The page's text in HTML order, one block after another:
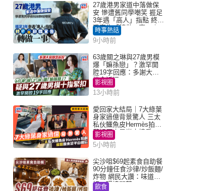
27歲港男家道中落做保
安 慘遭舊同學嘲笑 捱足
3年遇「高人」指點 終辭
職宣告「轉做一事」｜
Juicy叮
時事熱話
9小時前
63歲關之琳與27歲男模
爆「嫲孫戀」？激罕開
腔19字回應：多謝大家
掛念近況
影視圈
13小時前
愛回家大結局｜7大綠葉
身家過億背景驚人 三太
私伙鱷魚皮Hermès拍劇
蘇姐原來是半山樓后
影視圈
5小時前
尖沙咀$69起素食自助餐
90分鐘任食沙律/炒飯麵/
炸物 網民大讚：味道
好，環境闊落
飲食